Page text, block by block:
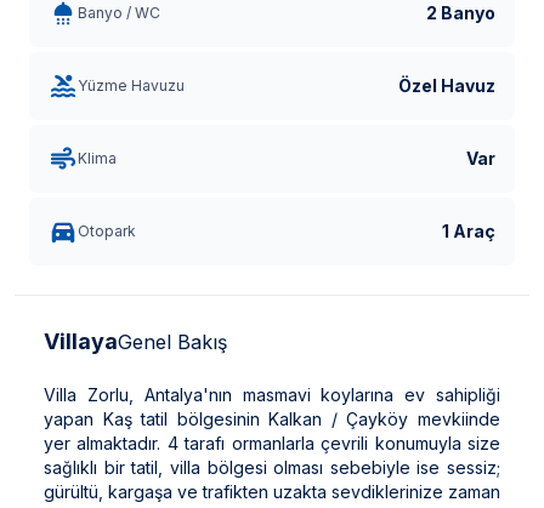
Banyo / WC 2 Banyo
Yüzme Havuzu Özel Havuz
Klima Var
Otopark 1 Araç
VillayaGenel Bakış
Villa Zorlu, Antalya'nın masmavi koylarına ev sahipliği
yapan Kaş tatil bölgesinin Kalkan / Çayköy mevkiinde
yer almaktadır. 4 tarafı ormanlarla çevrili konumuyla size
sağlıklı bir tatil, villa bölgesi olması sebebiyle ise sessiz;
gürültü, kargaşa ve trafikten uzakta sevdiklerinize zaman